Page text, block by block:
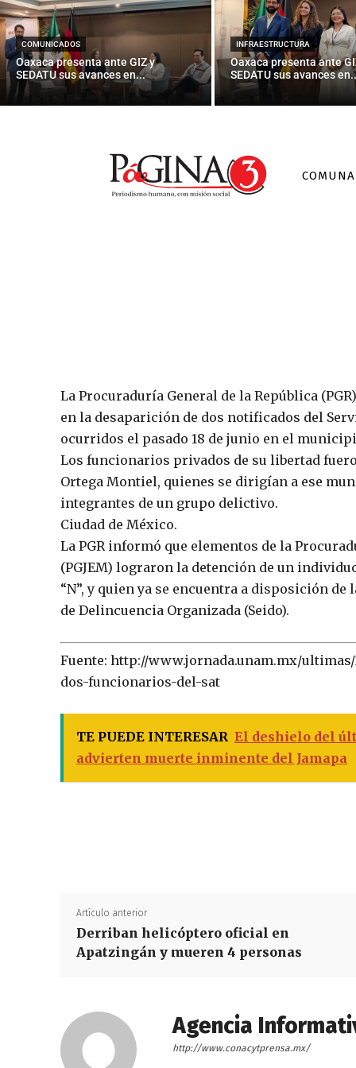
COMUNICADOS
Oaxaca presenta ante GIZ y
SEDATU sus avances en...
INFRAESTRUCTURA
Oaxaca presenta ante
SEDATU sus avances
La Procuraduría General de la República
en la desaparición de dos notificados del
ocurridos el pasado 18 de junio en el
Los funcionarios privados de su libertad
Ortega Montiel, quienes se dirigían a ese
integrantes de un grupo delictivo.
Ciudad de México.
La PGR informó que elementos de la
(PGJEM) lograron la detención de un
“N”, y quien ya se encuentra a disposición
de Delincuencia Organizada (Seido).
Fuente: http://www.jornada.unam.mx/
dos-funcionarios-del-sat
TE PUEDE INTERESAR El deshielo del
advierten muerte inminente del Jamapa
Artículo anterior
Derriban helicóptero oficial en
Apatzingán y mueren 4 personas
Agencia
http://www.conacytprensa.mx/